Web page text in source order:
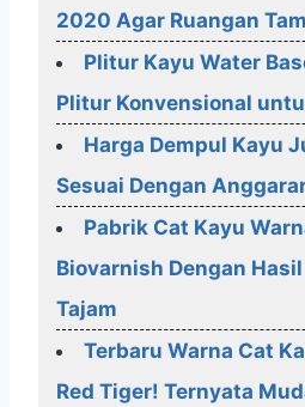
2020 Agar Ruangan
Plitur Kayu Water
Plitur Konvensional
Harga Dempul Kayu
Sesuai Dengan
Pabrik Cat Kayu
Biovarnish Dengan
Tajam
Terbaru Warna Cat
Red Tiger! Ternyata